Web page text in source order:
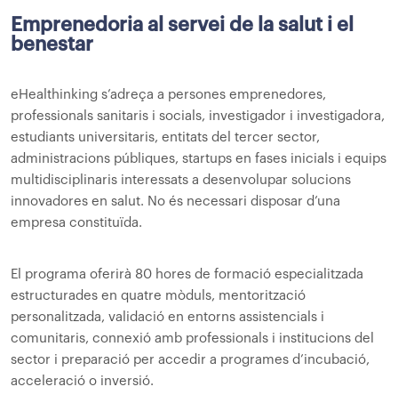
Emprenedoria al servei de la salut i el
benestar
eHealthinking s’adreça a persones emprenedores,
professionals sanitaris i socials, investigador i investigadora,
estudiants universitaris, entitats del tercer sector,
administracions públiques, startups en fases inicials i equips
multidisciplinaris interessats a desenvolupar solucions
innovadores en salut. No és necessari disposar d’una
empresa constituïda.
El programa oferirà 80 hores de formació especialitzada
estructurades en quatre mòduls, mentorització
personalitzada, validació en entorns assistencials i
comunitaris, connexió amb professionals i institucions del
sector i preparació per accedir a programes d’incubació,
acceleració o inversió.